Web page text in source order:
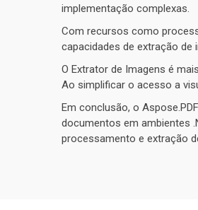
implementação complexas.
Com recursos como
capacidades de extração de
O Extrator de Imagens é
Ao simplificar o acesso a
Em conclusão, o
documentos em ambientes
processamento e extração